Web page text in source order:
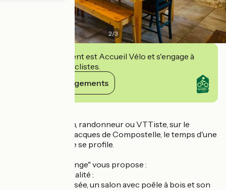
2/3
Cet établissement est Accueil Vélo et s'engage à
accueillir des cyclistes.
Voir ses engagements
Vous êtes : pèlerin, randonneur ou VTTiste, sur le
Chemin de Saint Jacques de Compostelle, le temps d'une
étape chaleureuse se profile.
Le "Gîte de la Virlange" vous propose :
Détente & convivialité :
- au rez-de-chaussée, un salon avec poêle à bois et son